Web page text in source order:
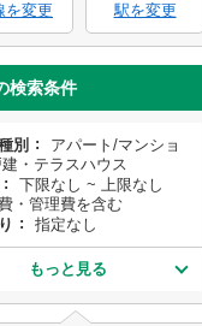
を変更 駅を変更
検索条件
別
アパート/マンショ
・テラスハウス
下限なし ~ 上限なし
・管理費を含む
指定なし
もっと見る